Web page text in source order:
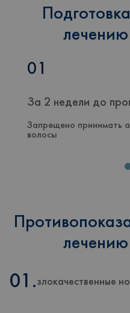
01
За 2 недели до
Запрещено принимать
волосы
01.злокачественные